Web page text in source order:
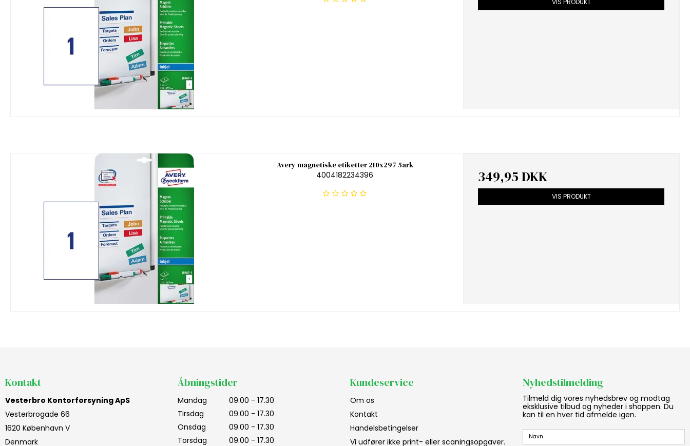
VIS PRODUKT
Avery magnetiske etiketter 210x297 5ark
4004182234396
349,95 DKK
VIS PRODUKT
Kontakt
Vesterbro Kontorforsyning ApS
Vesterbrogade 66
1620 København V
Denmark
Åbningstider
Mandag
09.00 - 17.30
Tirsdag
09.00 - 17.30
Onsdag
09.00 - 17.30
Torsdag
09.00 - 17.30
Kundeservice
Om os
Kontakt
Handelsbetingelser
Vi udfører ikke print- eller scaningsopgaver.
Nyhedstilmelding
Tilmeld dig vores nyhedsbrev og modtag
eksklusive tilbud og nyheder i shoppen. Du
kan til en hver tid afmelde igen.